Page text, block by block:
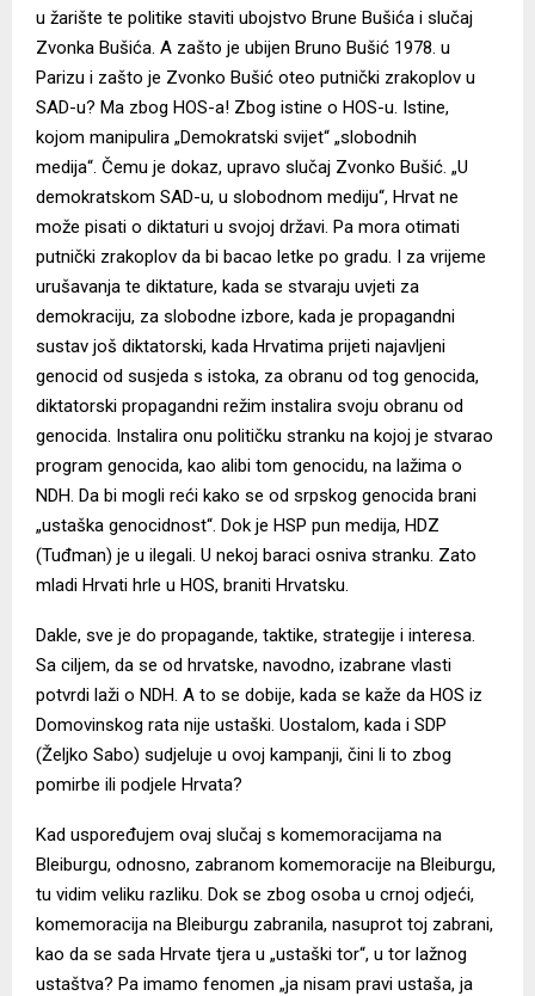
u žarište te politike staviti ubojstvo Brune Bušića i slučaj
Zvonka Bušića. A zašto je ubijen Bruno Bušić 1978. u
Parizu i zašto je Zvonko Bušić oteo putnički zrakoplov u
SAD-u? Ma zbog HOS-a! Zbog istine o HOS-u. Istine,
kojom manipulira „Demokratski svijet“ „slobodnih
medija“. Čemu je dokaz, upravo slučaj Zvonko Bušić. „U
demokratskom SAD-u, u slobodnom mediju“, Hrvat ne
može pisati o diktaturi u svojoj državi. Pa mora otimati
putnički zrakoplov da bi bacao letke po gradu. I za vrijeme
urušavanja te diktature, kada se stvaraju uvjeti za
demokraciju, za slobodne izbore, kada je propagandni
sustav još diktatorski, kada Hrvatima prijeti najavljeni
genocid od susjeda s istoka, za obranu od tog genocida,
diktatorski propagandni režim instalira svoju obranu od
genocida. Instalira onu političku stranku na kojoj je stvarao
program genocida, kao alibi tom genocidu, na lažima o
NDH. Da bi mogli reći kako se od srpskog genocida brani
„ustaška genocidnost“. Dok je HSP pun medija, HDZ
(Tuđman) je u ilegali. U nekoj baraci osniva stranku. Zato
mladi Hrvati hrle u HOS, braniti Hrvatsku.
Dakle, sve je do propagande, taktike, strategije i interesa.
Sa ciljem, da se od hrvatske, navodno, izabrane vlasti
potvrdi laži o NDH. A to se dobije, kada se kaže da HOS iz
Domovinskog rata nije ustaški. Uostalom, kada i SDP
(Željko Sabo) sudjeluje u ovoj kampanji, čini li to zbog
pomirbe ili podjele Hrvata?
Kad uspoređujem ovaj slučaj s komemoracijama na
Bleiburgu, odnosno, zabranom komemoracije na Bleiburgu,
tu vidim veliku razliku. Dok se zbog osoba u crnoj odjeći,
komemoracija na Bleiburgu zabranila, nasuprot toj zabrani,
kao da se sada Hrvate tjera u „ustaški tor“, u tor lažnog
ustaštva? Pa imamo fenomen „ja nisam pravi ustaša, ja